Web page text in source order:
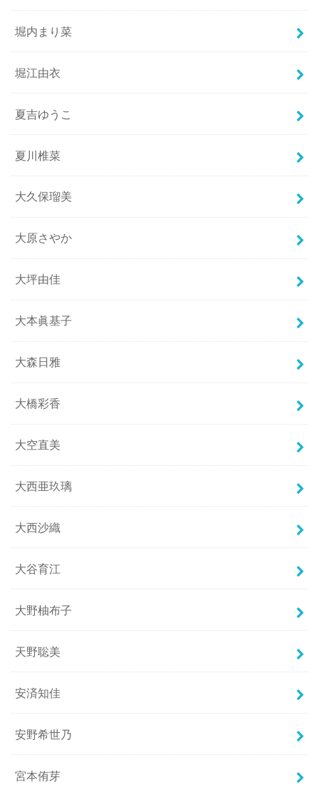
堀内まり菜
堀江由衣
夏吉ゆうこ
夏川椎菜
大久保瑠美
大原さやか
大坪由佳
大本眞基子
大森日雅
大橋彩香
大空直美
大西亜玖璃
大西沙織
大谷育江
大野柚布子
天野聡美
安済知佳
安野希世乃
宮本侑芽